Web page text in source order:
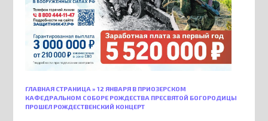
ГЛАВНАЯ СТРАНИЦА »12 ЯНВАРЯ В ПРИОЗЕРСКОМ
КАФЕДРАЛЬНОМ СОБОРЕ РОЖДЕСТВА ПРЕСВЯТОЙ БОГОРОДИЦЫ
ПРОШЕЛ РОЖДЕСТВЕНСКИЙ КОНЦЕРТ